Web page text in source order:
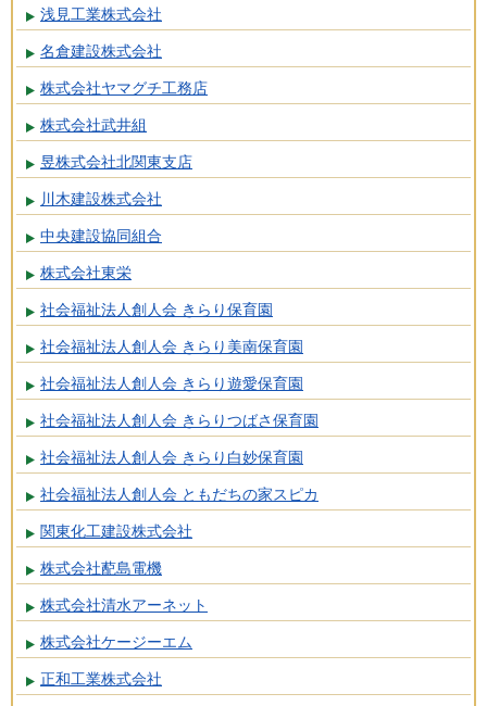
浅見工業株式会社
名倉建設株式会社
株式会社ヤマグチ工務店
株式会社武井組
昱株式会社北関東支店
川木建設株式会社
中央建設協同組合
株式会社東栄
社会福祉法人創人会 きらり保育園
社会福祉法人創人会 きらり美南保育園
社会福祉法人創人会 きらり遊愛保育園
社会福祉法人創人会 きらりつばさ保育園
社会福祉法人創人会 きらり白妙保育園
社会福祉法人創人会 ともだちの家スピカ
関東化工建設株式会社
株式会社蓜島電機
株式会社清水アーネット
株式会社ケージーエム
正和工業株式会社